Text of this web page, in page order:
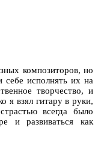
композиторов, но
исполнять их на
творчество, и
я взял гитару в руки,
всегда было
и развиваться как